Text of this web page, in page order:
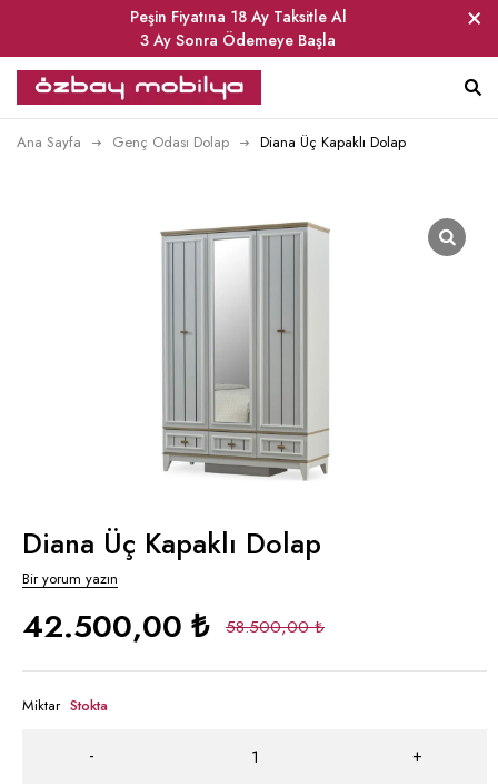
Peşin Fiyatına 18 Ay Taksitle Al
3 Ay Sonra Ödemeye Başla
Ana Sayfa Genç Odası Dolap Diana Üç Kapaklı Dolap
Diana Üç Kapaklı Dolap
Bir yorum yazın
58.500,00₺
42.500,00 ₺
Miktar Stokta